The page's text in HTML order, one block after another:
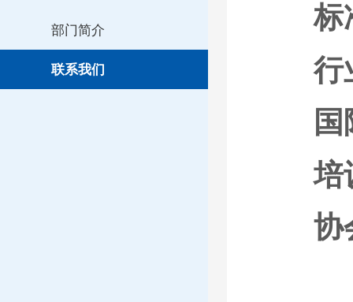
部门简介
联系我们
标
行
培
协